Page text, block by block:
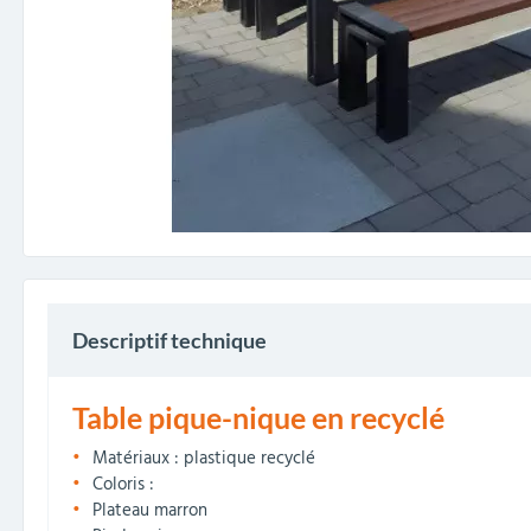
Descriptif technique
Table pique-nique en recyclé
Matériaux : plastique recyclé
Coloris :
Plateau marron